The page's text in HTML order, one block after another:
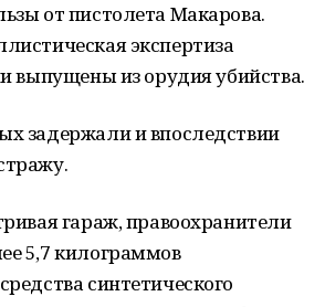
от пистолета Макарова.
экспертиза
выпущены из орудия убийства.
задержали и впоследствии
гараж, правоохранители
5,7 килограммов
синтетического